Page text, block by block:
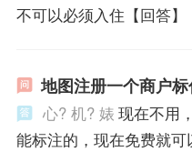
不可以必须入住【回答】
地图注册一个商户
心? 机? 婊 现在不用
能标注的，现在免费就